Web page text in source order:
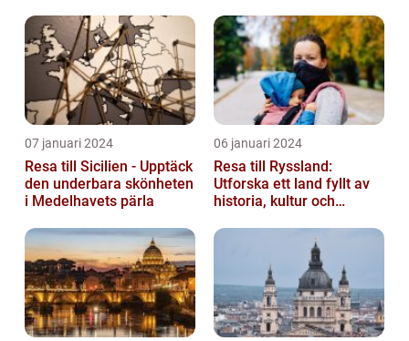
07 januari 2024
Resa till Sicilien - Upptäck
den underbara skönheten
i Medelhavets pärla
06 januari 2024
Resa till Ryssland:
Utforska ett land fyllt av
historia, kultur och